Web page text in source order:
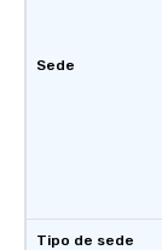
Sede
Tipo de sede